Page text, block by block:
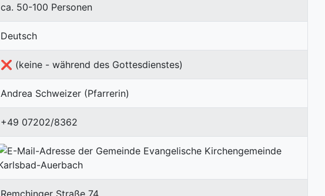
ca. 50-100 Personen
Deutsch
❌ (keine - während des Gottesdienstes)
Andrea Schweizer (Pfarrerin)
+49 07202/8362
Remchinger Straße 74